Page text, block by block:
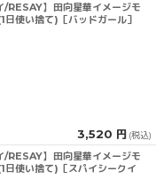
/RESAY】田向星華イメージモ
使い捨て)［バッドガール］
3,520 円 (税込)
/RESAY】田向星華イメージモ
使い捨て)［スパイシークイ